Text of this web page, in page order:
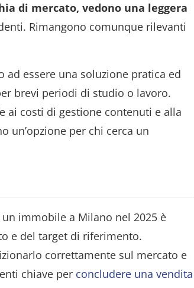
di mercato, vedono una leggera
Rimangono comunque rilevanti
ad essere una soluzione pratica ed
brevi periodi di studio o lavoro.
ai costi di gestione contenuti e alla
un’opzione per chi cerca un
immobile a Milano nel 2025 è
e del target di riferimento.
correttamente sul mercato e
chiave per concludere una vendita